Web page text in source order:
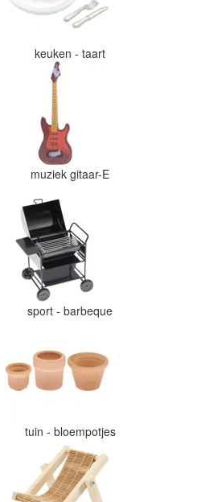
keuken - taart
muziek gitaar-E
sport - barbeque
tuin - bloempotjes